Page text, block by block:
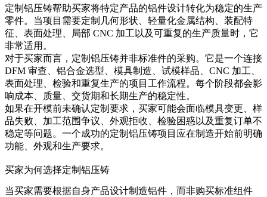
定制铝压铸帮助买家将特定产品的铝件设计转化为稳定的生产
零件。当项目需要定制几何形状、轻量化金属结构、装配特
征、表面处理、局部 CNC 加工以及可重复的生产质量时，它
非常适用。
对于买家而言，定制铝压铸并非标准件的采购。它是一个连接
DFM 审查、铝合金选型、模具制造、试模样品、CNC 加工、
表面处理、检验和重复生产的项目工作流程。每个阶段都会影
响成本、质量、交货期和长期生产的稳定性。
如果在开模前未确认定制要求，买家可能会面临模具变更、样
品失败、加工范围争议、外观拒收、检验困惑以及重复订单不
稳定等问题。一个成功的定制铝压铸项目应在制造开始前明确
功能、外观和生产要求。
买家为何选择定制铝压铸
当买家需要根据自身产品设计制造铝件，而非购买标准组件